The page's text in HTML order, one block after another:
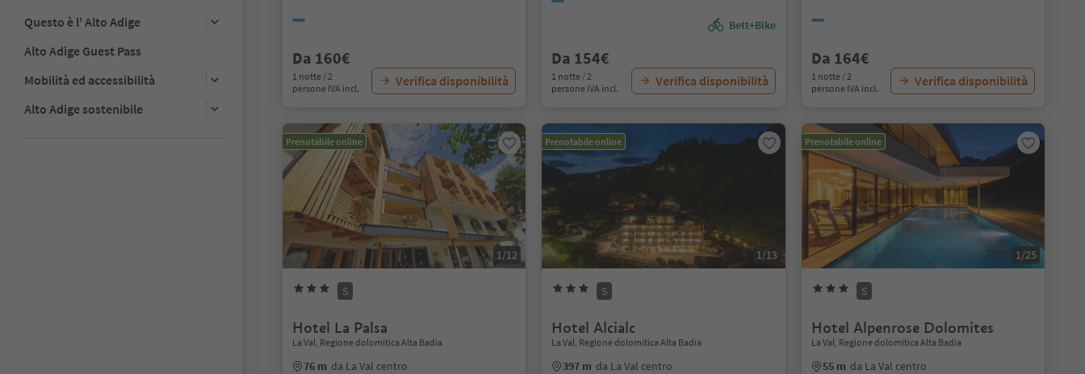
Questo è l' Alto Adige
Alto Adige Guest Pass
Mobilità ed accessibilità
Alto Adige sostenibile
Da 160€
1 notte / 2
persone IVA incl.
Verifica disponibilità
Bett+Bike
Da 154€
1 notte / 2
persone IVA incl.
Verifica disponibilità
Da 164€
1 notte / 2
persone IVA incl.
Verifica disponibilità
Prenotabile online
1/12
S
Hotel La Palsa
La Val, Regione dolomitica Alta Badia
76 m da La Val centro
Prenotabile online
1/13
S
Hotel Alcialc
La Val, Regione dolomitica Alta Badia
397 m da La Val centro
Prenotabile online
1/25
S
Hotel Alpenrose Dolomites
La Val, Regione dolomitica Alta Badia
55 m da La Val centro